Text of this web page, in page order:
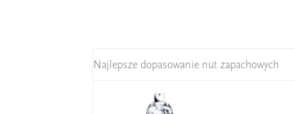
Najlepsze dopasowanie nut zapachowych